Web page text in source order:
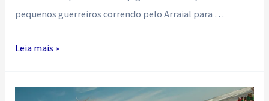
pequenos guerreiros correndo pelo Arraial para …
Se
Leia mais »